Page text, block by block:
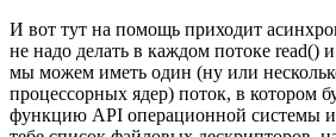
И вот тут на помощь приходит
не надо делать в каждом потоке read()
мы можем иметь один (ну или
процессорных ядер) поток, в котором
функцию API операционной системы и